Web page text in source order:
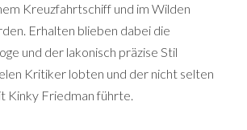
Kreuzfahrtschiff und im Wilden
Erhalten blieben dabei die
und der lakonisch präzise Stil
Kritiker lobten und der nicht selten
Kinky Friedman führte.